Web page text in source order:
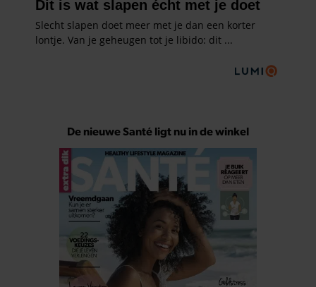
De nieuwe Santé ligt nu in de winkel